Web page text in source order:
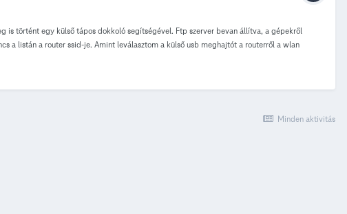
is történt egy külső tápos dokkoló segítségével. Ftp szerver bevan állítva, a gépekről
a listán a router ssid-je. Amint leválasztom a külső usb meghajtót a routerről a wlan
rá valami megoldás? Bocsánat rossz topicba ment.
Minden aktivitás